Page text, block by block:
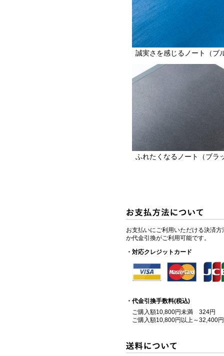
誠実さを感じるノート（ブ
ふれたくなるノート（ブラ
お支払いにご利用いただける決済
か代金引換がご利用可能です。
・対応クレジットカード
・代金引換手数料(税込)
ご購入額10,800円未満 324円
ご購入額10,800円以上～32,400